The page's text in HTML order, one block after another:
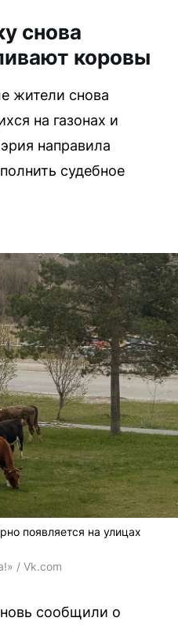
снова
коровы
жители снова
на газонах и
направила
судебное
появляется на улицах
/ Vk.com
сообщили о